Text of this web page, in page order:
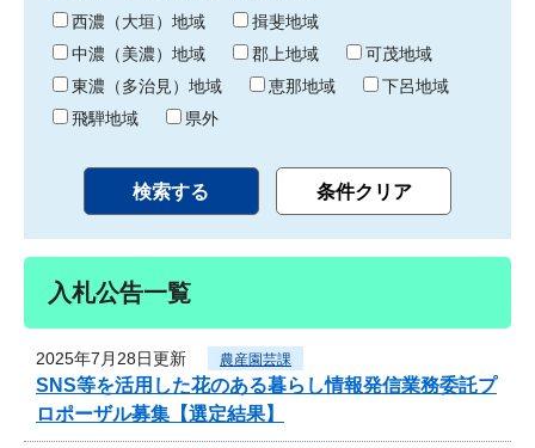
り 西濃（大垣）地域
揖斐地域
中濃（美濃）地域
郡上地域
可茂地域
東濃（多治見）地域
恵那地域
下呂地域
飛騨地域
県外
入札公告一覧
2025年7月28日更新 農産園芸課
SNS等を活用した花のある暮らし情報発信業務委託プ
ロポーザル募集【選定結果】